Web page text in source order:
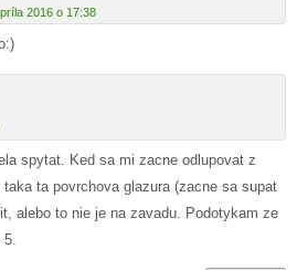
2016 o 17:38
spytat. Ked sa mi zacne odlupovat z
ta povrchova glazura (zacne sa supat
alebo to nie je na zavadu. Podotykam ze
5.